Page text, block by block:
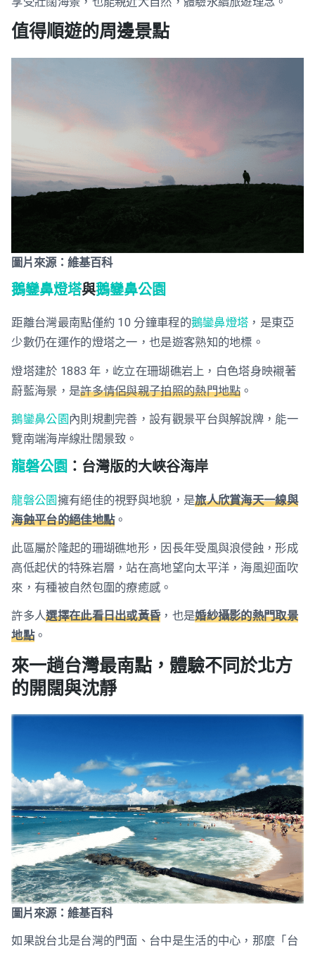
值得順遊的周邊景點
圖片來源：維基百科
鵝鑾鼻燈塔與鵝鑾鼻公園
距離台灣最南點僅約 10 分鐘車程的鵝鑾鼻燈塔 ，是東亞
少數仍在運作的燈塔之一，也是遊客熟知的地標。
燈塔建於 1883 年，屹立在珊瑚礁岩上，白色塔身映襯著
蔚藍海景，是許多情侶與親子拍照的熱門地點 。
鵝鑾鼻公園內則規劃完善，設有觀景平台與解說牌，能一
覽南端海岸線壯闊景致。
龍磐公園 ：台灣版的大峽谷海岸
龍磐公園擁有絕佳的視野與地貌，是旅人欣賞海天一線與
海蝕平台的絕佳地點。
此區屬於隆起的珊瑚礁地形，因長年受風與浪侵蝕，形成
高低起伏的特殊岩層，站在高地望向太平洋，海風迎面吹
來，有種被自然包圍的療癒感。
許多人選擇在此看日出或黃昏，也是婚紗攝影的熱門取景
地點。
來一趟台灣最南點，體驗不同於北方
的開闊與沈靜
圖片來源：維基百科
如果說台北是台灣的門面、台中是生活的中心，那麼「台